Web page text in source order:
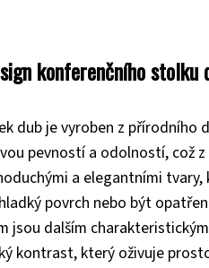
konferenčního stolku
dub je vyroben z přírodního
pevností a odolností, což
a elegantními
povrch nebo být
jsou dalším
kontrast, který oživuje